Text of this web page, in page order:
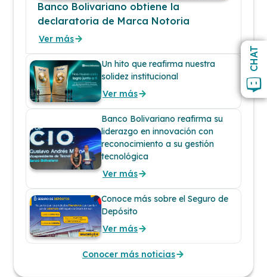
CHAT
Banco Bolivariano obtiene la
declaratoria de Marca Notoria
Ver más
Un hito que reafirma nuestra
solidez institucional
Ver más
Banco Bolivariano reafirma su
liderazgo en innovación con
reconocimiento a su gestión
tecnológica
Ver más
Conoce más sobre el Seguro de
Depósito
Ver más
Conocer más noticias